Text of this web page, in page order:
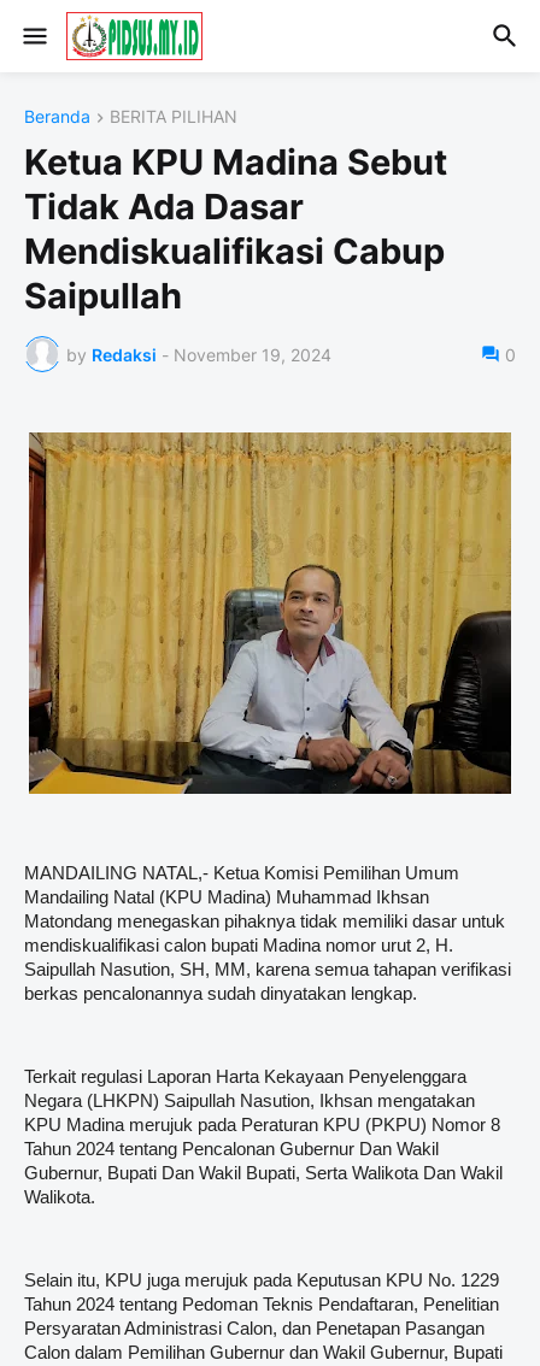
Beranda BERITA PILIHAN
Ketua KPU Madina Sebut
Tidak Ada Dasar
Mendiskualifikasi Cabup
Saipullah
by Redaksi - November 19, 2024 0
MANDAILING NATAL,- Ketua Komisi Pemilihan Umum
Mandailing Natal (KPU Madina) Muhammad Ikhsan
Matondang menegaskan pihaknya tidak memiliki dasar untuk
mendiskualifikasi calon bupati Madina nomor urut 2, H.
Saipullah Nasution, SH, MM, karena semua tahapan verifikasi
berkas pencalonannya sudah dinyatakan lengkap.
Terkait regulasi Laporan Harta Kekayaan Penyelenggara
Negara (LHKPN) Saipullah Nasution, Ikhsan mengatakan
KPU Madina merujuk pada Peraturan KPU (PKPU) Nomor 8
Tahun 2024 tentang Pencalonan Gubernur Dan Wakil
Gubernur, Bupati Dan Wakil Bupati, Serta Walikota Dan Wakil
Walikota.
Selain itu, KPU juga merujuk pada Keputusan KPU No. 1229
Tahun 2024 tentang Pedoman Teknis Pendaftaran, Penelitian
Persyaratan Administrasi Calon, dan Penetapan Pasangan
Calon dalam Pemilihan Gubernur dan Wakil Gubernur, Bupati